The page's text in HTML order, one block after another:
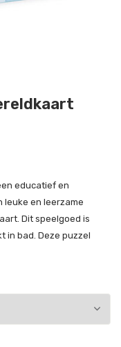
educatief en
en leerzame
Dit speelgoed is
in bad. Deze puzzel